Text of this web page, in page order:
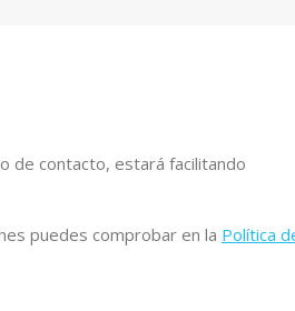
de contacto, estará facilitando
puedes comprobar en la Política